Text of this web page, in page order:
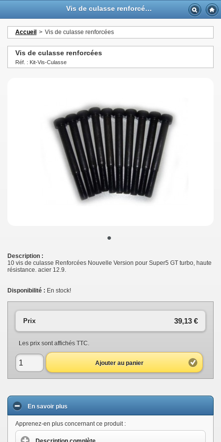
Vis de culasse renforcées - GTTurbo-online
Accueil > Vis de culasse renforcées
Vis de culasse renforcées
Réf. : Kit-Vis-Culasse
•
Description :
10 vis de culasse Renforcées Nouvelle Version pour Super5 GT turbo, haute
résistance. acier 12.9.
Disponibilité : En stock!
39,13 €
Prix
Les prix sont affichés TTC.
Ajouter au panier
En savoir plus
Apprenez-en plus concernant ce produit :